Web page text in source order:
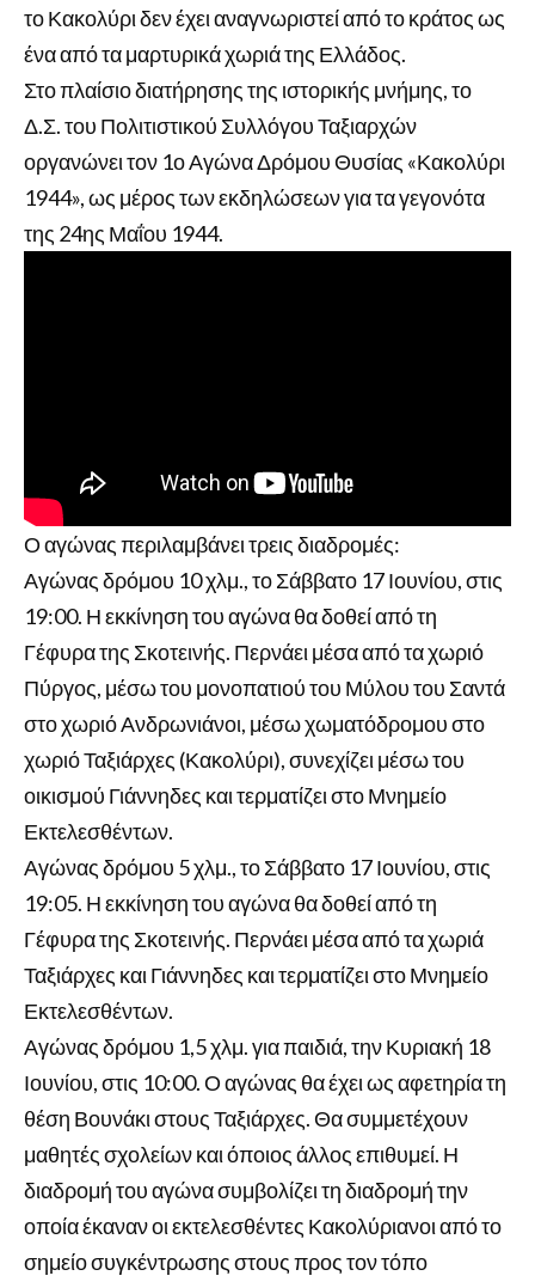
το Κακολύρι δεν έχει αναγνωριστεί από το κράτος ως
ένα από τα μαρτυρικά χωριά της Ελλάδος.
Στο πλαίσιο διατήρησης της ιστορικής μνήμης, το
Δ.Σ. του Πολιτιστικού Συλλόγου Ταξιαρχών
οργανώνει τον 1ο Αγώνα Δρόμου Θυσίας «Κακολύρι
1944», ως μέρος των εκδηλώσεων για τα γεγονότα
της 24ης Μαΐου 1944.
Ο αγώνας περιλαμβάνει τρεις διαδρομές:
Αγώνας δρόμου 10 χλμ., το Σάββατο 17 Ιουνίου, στις
19:00. Η εκκίνηση του αγώνα θα δοθεί από τη
Γέφυρα της Σκοτεινής. Περνάει μέσα από τα χωριό
Πύργος, μέσω του μονοπατιού του Μύλου του Σαντά
στο χωριό Ανδρωνιάνοι, μέσω χωματόδρομου στο
χωριό Ταξιάρχες (Κακολύρι), συνεχίζει μέσω του
οικισμού Γιάννηδες και τερματίζει στο Μνημείο
Εκτελεσθέντων.
Αγώνας δρόμου 5 χλμ., το Σάββατο 17 Ιουνίου, στις
19:05. Η εκκίνηση του αγώνα θα δοθεί από τη
Γέφυρα της Σκοτεινής. Περνάει μέσα από τα χωριά
Ταξιάρχες και Γιάννηδες και τερματίζει στο Μνημείο
Εκτελεσθέντων.
Αγώνας δρόμου 1,5 χλμ. για παιδιά, την Κυριακή 18
Ιουνίου, στις 10:00. Ο αγώνας θα έχει ως αφετηρία τη
θέση Βουνάκι στους Ταξιάρχες. Θα συμμετέχουν
μαθητές σχολείων και όποιος άλλος επιθυμεί. Η
διαδρομή του αγώνα συμβολίζει τη διαδρομή την
οποία έκαναν οι εκτελεσθέντες Κακολύριανοι από το
σημείο συγκέντρωσης στους προς τον τόπο